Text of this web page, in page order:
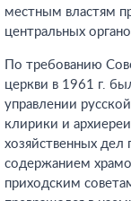
местным властям
центральных
По требованию
церкви в 1961 г.
управлении
клирики и
хозяйственных дел
содержанием
приходским